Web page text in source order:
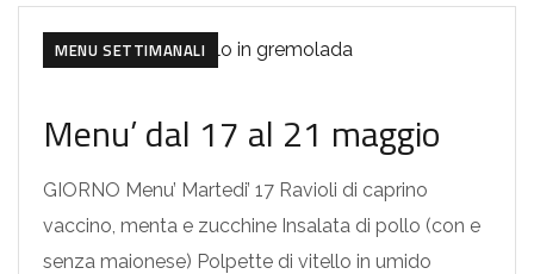
MENU SETTIMANALI
Menu’ dal 17 al 21 maggio
GIORNO Menu’ Martedi’ 17 Ravioli di caprino
vaccino, menta e zucchine Insalata di pollo (con e
senza maionese) Polpette di vitello in umido